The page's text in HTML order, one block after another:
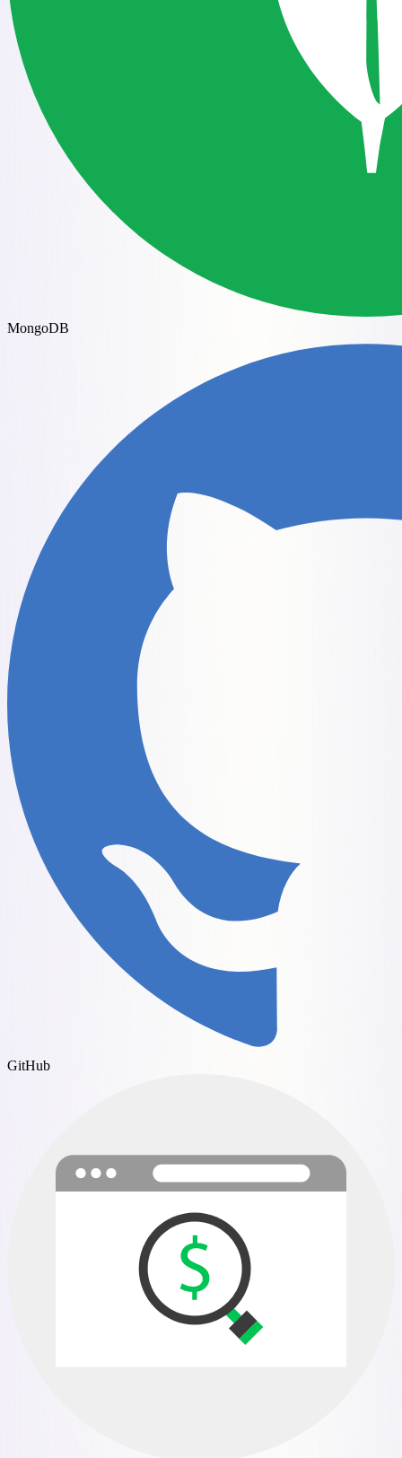
MongoDB
GitHub